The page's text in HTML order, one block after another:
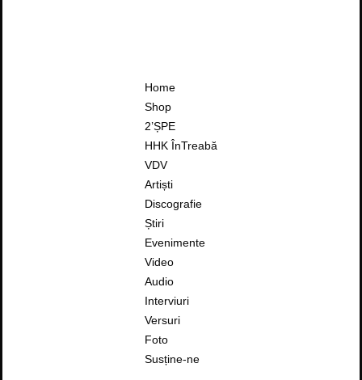
Home
Shop
2’ȘPE
HHK ÎnTreabă
VDV
Artiști
Discografie
Știri
Evenimente
Video
Audio
Interviuri
Versuri
Foto
Susține-ne